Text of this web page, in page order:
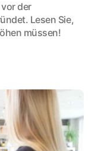
der
Lesen Sie,
müssen!